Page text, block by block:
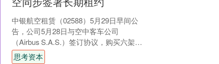
中银航空租赁（02588）5月29日早间公
告，公司5月28日与空中客车公司
（Airbus S.A.S.）签订协议，购买六架
A320NEO飞机及三架A321NEO....
思考资本